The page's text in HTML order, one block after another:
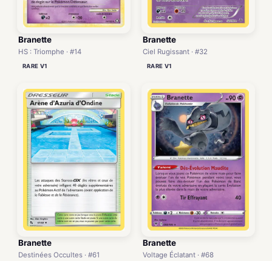
Branette
HS : Triomphe · #14
RARE V1
Branette
Ciel Rugissant · #32
RARE V1
Branette
Destinées Occultes · #61
Branette
Voltage Éclatant · #68